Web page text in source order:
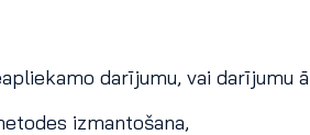
darījumu, vai darījumu
izmantošana,